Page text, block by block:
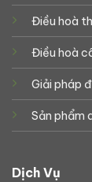
Điều hoà
Điều hoà
Giải pháp
Sản phẩm
Dịch Vụ